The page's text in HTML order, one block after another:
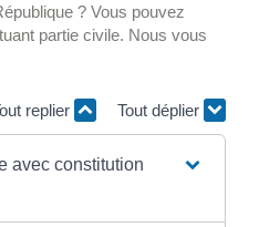
? Vous pouvez
partie civile. Nous vous
replier Tout déplier
avec constitution